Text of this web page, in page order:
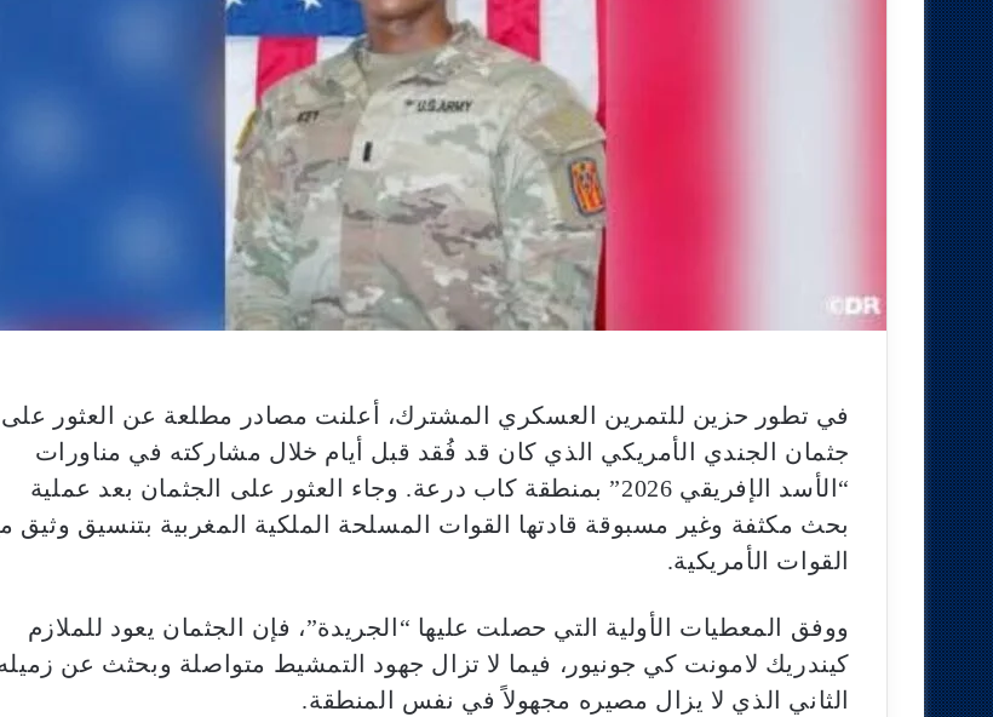
في تطور حزين للتمرين العسكري المشترك، أعلنت مصادر مطلعة عن العثور على
جثمان الجندي الأمريكي الذي كان قد فُقد قبل أيام خلال مشاركته في مناورات
“الأسد الإفريقي 2026” بمنطقة كاب درعة. وجاء العثور على الجثمان بعد عملية
بحث مكثفة وغير مسبوقة قادتها القوات المسلحة الملكية المغربية بتنسيق وثيق
القوات الأمريكية.
ووفق المعطيات الأولية التي حصلت عليها “الجريدة”، فإن الجثمان يعود للملازم
كيندريك لامونت كي جونيور، فيما لا تزال جهود التمشيط متواصلة وبحثث عن
الثاني الذي لا يزال مصيره مجهولاً في نفس المنطقة.